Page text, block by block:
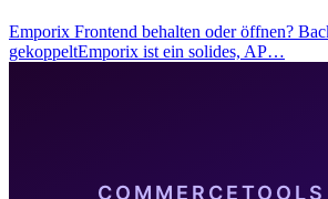
Emporix Frontend behalten oder öffnen?
gekoppeltEmporix ist ein solides, AP…